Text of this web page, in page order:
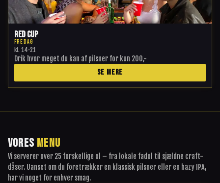
Red Cup
FREDAG
kl. 14-21
Drik hvor meget du kan af pilsner for kun 200,-
SE MERE
VORES MENU
Vi serverer over 25 forskellige øl – fra lokale fadøl til sjældne craft-
dåser. Uanset om du foretrækker en klassisk pilsner eller en hazy IPA,
har vi noget for enhver smag.